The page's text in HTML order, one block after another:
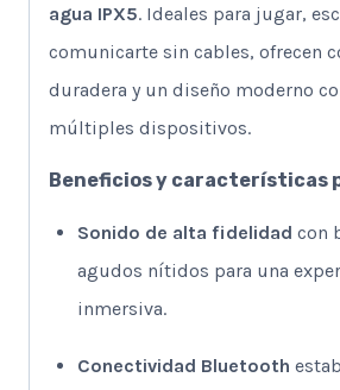
agua IPX5. Ideales para jugar,
comunicarte sin cables, ofrecen
duradera y un diseño moderno
múltiples dispositivos.
Beneficios y características
Sonido de alta fidelidad con
agudos nítidos para una
inmersiva.
Conectividad Bluetooth